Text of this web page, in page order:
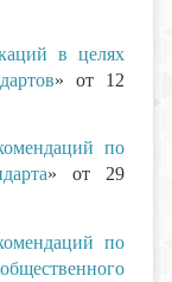
в целях
» от 12
по
» от 29
по